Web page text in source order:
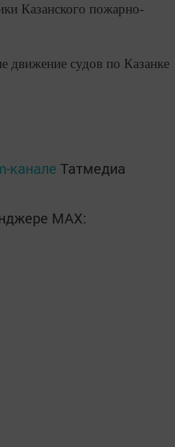
Казанского пожарно-
судов по Казанке
канале Татмедиа
MАХ: